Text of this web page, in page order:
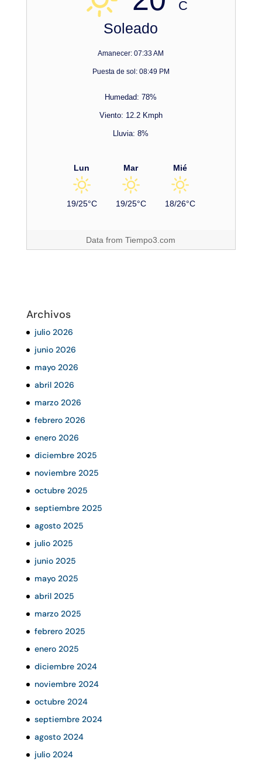
C
Soleado
Amanecer: 07:33 AM
Puesta de sol: 08:49 PM
Humedad: 78%
Viento: 12.2 Kmph
Lluvia: 8%
Lun
19/25°C
Mar
19/25°C
Mié
18/26°C
Data fromTiempo3.com
Archivos
julio 2026
junio 2026
mayo 2026
abril 2026
marzo 2026
febrero 2026
enero 2026
diciembre 2025
noviembre 2025
octubre 2025
septiembre 2025
agosto 2025
julio 2025
junio 2025
mayo 2025
abril 2025
marzo 2025
febrero 2025
enero 2025
diciembre 2024
noviembre 2024
octubre 2024
septiembre 2024
agosto 2024
julio 2024